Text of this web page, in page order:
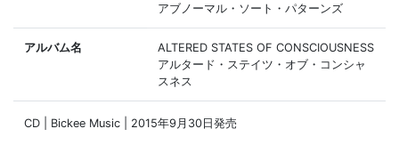
アブノーマル・ソート・パターンズ
アルバム名
ALTERED STATES OF CONSCIOUSNESS
アルタード・ステイツ・オブ・コンシャ
スネス
CD | Bickee Music | 2015年9月30日発売